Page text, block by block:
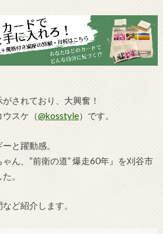
されており、大興奮！
スケ（@kosstyle）です。
と躍動感。
ん、“前衛の道” 爆走60年』を刈谷市
。
ど紹介します。